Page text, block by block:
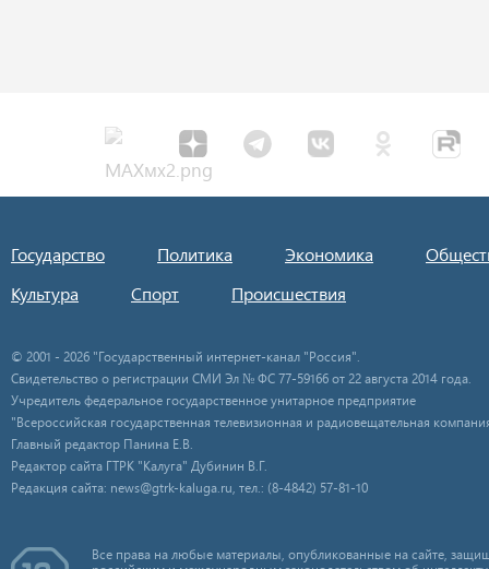
Государство Политика Экономика
Культура
Спорт Происшествия
© 2001 - 2026 "Государственный интернет-канал "Россия".
Свидетельство о регистрации СМИ Эл № ФС 77-59166 от 22 августа 2014 года.
Учредитель федеральное государственное унитарное предприятие
"Всероссийская государственная телевизионная и радиовещательная
Главный редактор Панина Е.В.
Редактор сайта ГТРК "Калуга" Дубинин В.Г.
Редакция сайта: news@gtrk-kaluga.ru, тел.: (8-4842) 57-81-10
Все права на любые материалы, опубликованные на сайте,